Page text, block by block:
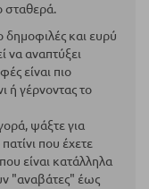
σταθερά.
δημοφιλές και ευρύ
να αναπτύξει
είναι πιο
ή γέρνοντας το
ψάξτε για
που έχετε
είναι κατάλληλα
"αναβάτες" έως